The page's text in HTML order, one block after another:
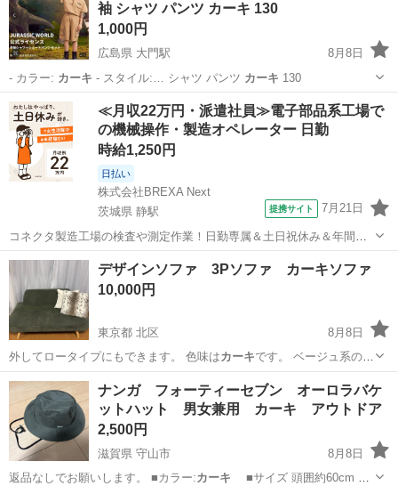
ガウチョパンツ - ...袖 シャツ パンツ カーキ 130
1,000円
広島県 大門駅
8月8日
- カラー: カーキ - スタイル:… シャツ パンツ カーキ 130
広島 東広島市 大門駅 キッズ用品
≪月収22万円・派遣社員≫電子部品系工場で
の機械操作・製造オペレーター 日勤
時給1,250円
日払い
株式会社BREXA Next
茨城県 静駅
提携サイト 7月21日
コネクタ製造工場の検査や測定作業！日勤専属＆土日祝休み＆年間休
日128日★クリーンルーム内作業★マイカー通勤OK＆無料駐車場あり
★就業先食堂利用可！日払い制度あり！《茨城県常陸大宮市》 人気の
工場のお仕事 ◇コネクタ製造工...
茨城 常陸大宮市
デザインソファ 3Pソファ カーキソファ
10,000円
東京都 北区
8月8日
外してロータイプにもできます。 色味はカーキです。 ベージュ系のお
部屋でもブラウン…
東京 北区 ソファ
ナンガ フォーティーセブン オーロラバケ
ットハット 男女兼用 カーキ アウトドア
2,500円
滋賀県 守山市
8月8日
返品なしでお願いします。 ■カラー:カーキ